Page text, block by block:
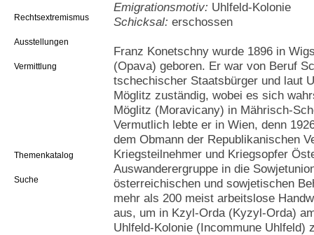
Rechtsextremismus
Ausstellungen
Vermittlung
Themenkatalog
Suche
Emigrationsmotiv: Uhlfeld-Kolonie
Schicksal: erschossen
Franz Konetschny wurde 1896 in
(Opava) geboren. Er war von Beruf
tschechischer Staatsbürger und laut
Möglitz zuständig, wobei es sich
Möglitz (Moravicany) in Mährisch-
Vermutlich lebte er in Wien, denn
dem Obmann der Republikanischen
Kriegsteilnehmer und Kriegsopfer
Auswanderergruppe in die
österreichischen und sowjetischen
mehr als 200 meist arbeitslose
aus, um in Kzyl-Orda (Kyzyl-Orda)
Uhlfeld-Kolonie (Incommune Uhlfeld)